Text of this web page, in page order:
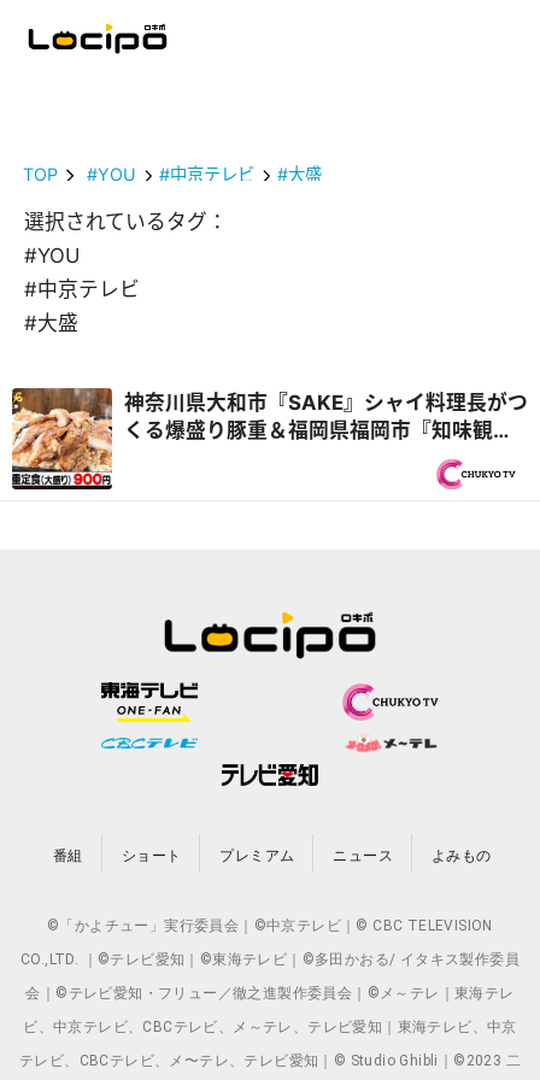
TOP #YOU #中京テレビ #大盛
選択されているタグ：
#YOU
#中京テレビ
#大盛
神奈川県大和市『SAKE』シャイ料理長がつ
くる爆盛り豚重＆福岡県福岡市『知味観
（しみかん）』仲良しヤング兄弟！『オモ
番組 ショート プレミアム ニュース よみもの
©「かよチュー」実行委員会｜©中京テレビ｜© CBC TELEVISION
CO.,LTD. ｜©テレビ愛知｜©東海テレビ｜©多田かおる/ イタキス製作委員
会｜©テレビ愛知・フリュー／徹之進製作委員会｜©メ～テレ｜東海テレ
ビ、中京テレビ、CBCテレビ、メ～テレ、テレビ愛知｜東海テレビ、中京
テレビ、CBCテレビ、メ〜テレ、テレビ愛知｜© Studio Ghibli｜©2023 二